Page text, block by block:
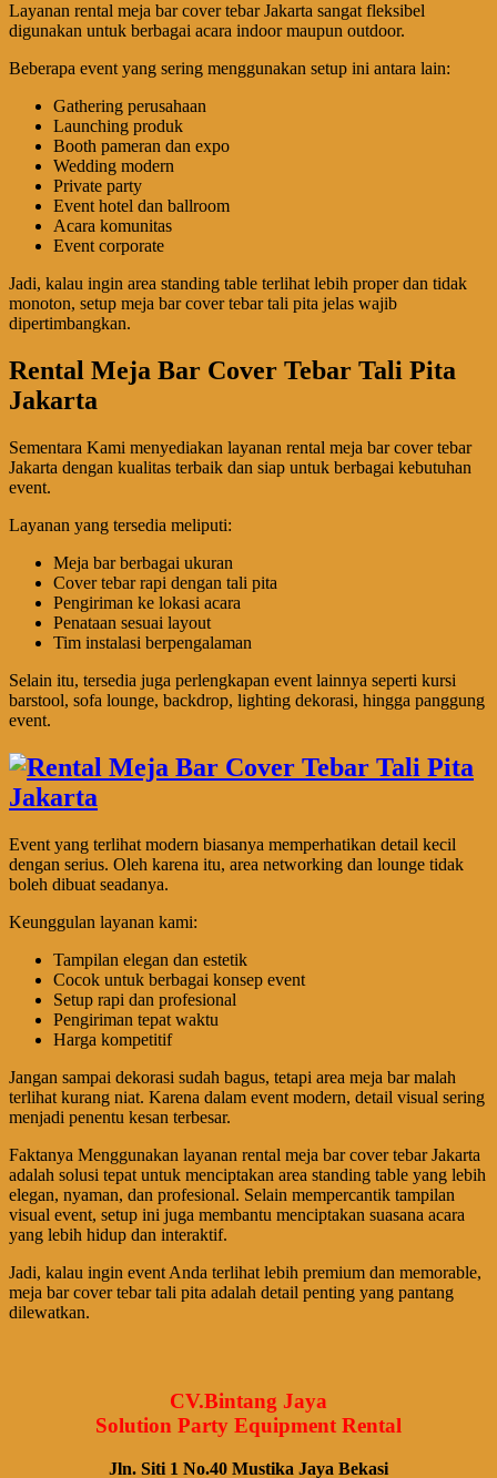
Layanan rental meja bar cover tebar Jakarta sangat fleksibel
digunakan untuk berbagai acara indoor maupun outdoor.
Beberapa event yang sering menggunakan setup ini antara lain:
Gathering perusahaan
Launching produk
Booth pameran dan expo
Wedding modern
Private party
Event hotel dan ballroom
Acara komunitas
Event corporate
Jadi, kalau ingin area standing table terlihat lebih proper dan tidak
monoton, setup meja bar cover tebar tali pita jelas wajib
dipertimbangkan.
Rental Meja Bar Cover Tebar Tali Pita
Jakarta
Sementara Kami menyediakan layanan rental meja bar cover tebar
Jakarta dengan kualitas terbaik dan siap untuk berbagai kebutuhan
event.
Layanan yang tersedia meliputi:
Meja bar berbagai ukuran
Cover tebar rapi dengan tali pita
Pengiriman ke lokasi acara
Penataan sesuai layout
Tim instalasi berpengalaman
Selain itu, tersedia juga perlengkapan event lainnya seperti kursi
barstool, sofa lounge, backdrop, lighting dekorasi, hingga panggung
event.
Event yang terlihat modern biasanya memperhatikan detail kecil
dengan serius. Oleh karena itu, area networking dan lounge tidak
boleh dibuat seadanya.
Keunggulan layanan kami:
Tampilan elegan dan estetik
Cocok untuk berbagai konsep event
Setup rapi dan profesional
Pengiriman tepat waktu
Harga kompetitif
Jangan sampai dekorasi sudah bagus, tetapi area meja bar malah
terlihat kurang niat. Karena dalam event modern, detail visual sering
menjadi penentu kesan terbesar.
Faktanya Menggunakan layanan rental meja bar cover tebar Jakarta
adalah solusi tepat untuk menciptakan area standing table yang lebih
elegan, nyaman, dan profesional. Selain mempercantik tampilan
visual event, setup ini juga membantu menciptakan suasana acara
yang lebih hidup dan interaktif.
Jadi, kalau ingin event Anda terlihat lebih premium dan memorable,
meja bar cover tebar tali pita adalah detail penting yang pantang
dilewatkan.
CV.Bintang Jaya
Solution Party Equipment Rental
Jln. Siti 1 No.40 Mustika Jaya Bekasi